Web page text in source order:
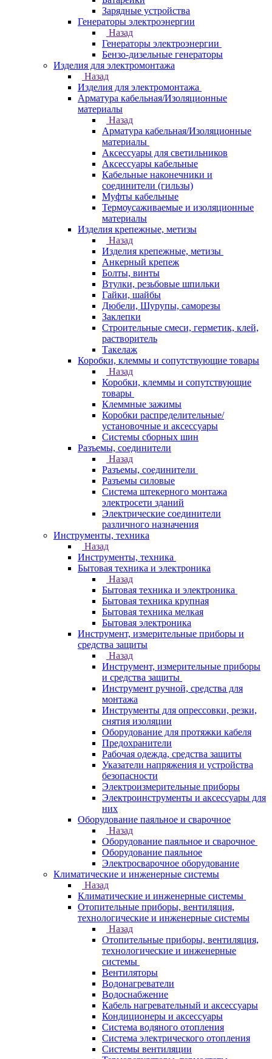
Зарядные устройства
Генераторы электроэнергии
Назад
Генераторы электроэнергии
Бензо-дизельные генераторы
Изделия для электромонтажа
Назад
Изделия для электромонтажа
Арматура кабельная/Изоляционные
материалы
Назад
Арматура кабельная/Изоляционные
материалы
Аксессуары для светильников
Аксессуары кабельные
Кабельные наконечники и
соединители (гильзы)
Муфты кабельные
Термоусаживаемые и изоляционные
материалы
Изделия крепежные, метизы
Назад
Изделия крепежные, метизы
Анкерный крепеж
Болты, винты
Втулки, резьбовые шпильки
Гайки, шайбы
Дюбели, Шурупы, саморезы
Заклепки
Строительные смеси, герметик, клей,
растворитель
Такелаж
Коробки, клеммы и сопутствующие товары
Назад
Коробки, клеммы и сопутствующие
товары
Клеммные зажимы
Коробки распределительные/
установочные и аксессуары
Системы сборных шин
Разъемы, соединители
Назад
Разъемы, соединители
Разъемы силовые
Система штекерного монтажа
электросети зданий
Электрические соединители
различного назначения
Инструменты, техника
Назад
Инструменты, техника
Бытовая техника и электроника
Назад
Бытовая техника и электроника
Бытовая техника крупная
Бытовая техника мелкая
Бытовая электроника
Инструмент, измерительные приборы и
средства защиты
Назад
Инструмент, измерительные приборы
и средства защиты
Инструмент ручной, средства для
монтажа
Инструменты для опрессовки, резки,
снятия изоляции
Оборудование для протяжки кабеля
Предохранители
Рабочая одежда, средства защиты
Указатели напряжения и устройства
безопасности
Электроизмерительные приборы
Электроинструменты и аксессуары для
них
Оборудование паяльное и сварочное
Назад
Оборудование паяльное и сварочное
Оборудование паяльное
Электросварочное оборудование
Климатические и инженерные системы
Назад
Климатические и инженерные системы
Отопительные приборы, вентиляция,
технологические и инженерные системы
Назад
Отопительные приборы, вентиляция,
технологические и инженерные
системы
Вентиляторы
Водонагреватели
Водоснабжение
Кабель нагревательный и аксессуары
Кондиционеры и аксессуары
Система водяного отопления
Система электрического отопления
Системы вентиляции